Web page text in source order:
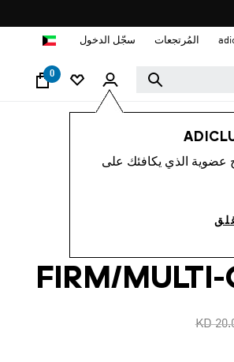
المُرتجعات سجّل الدخول
0
عضوية الذي يكافئك على
PURE
FIRM/MULTI-
Price reduced
KD
to